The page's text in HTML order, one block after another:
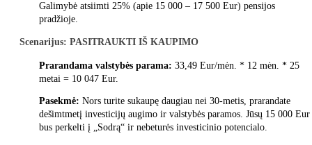
Galimybė atsiimti 25% (apie 15 000 – 17 500 Eur) pensijos
pradžioje.
Scenarijus: PASITRAUKTI IŠ KAUPIMO
Prarandama valstybės parama: 33,49 Eur/mėn. * 12 mėn. * 25
metai = 10 047 Eur.
Pasekmė: Nors turite sukaupę daugiau nei 30-metis, prarandate
dešimtmetį investicijų augimo ir valstybės paramos. Jūsų 15 000 Eur
bus perkelti į „Sodrą“ ir nebeturės investicinio potencialo.